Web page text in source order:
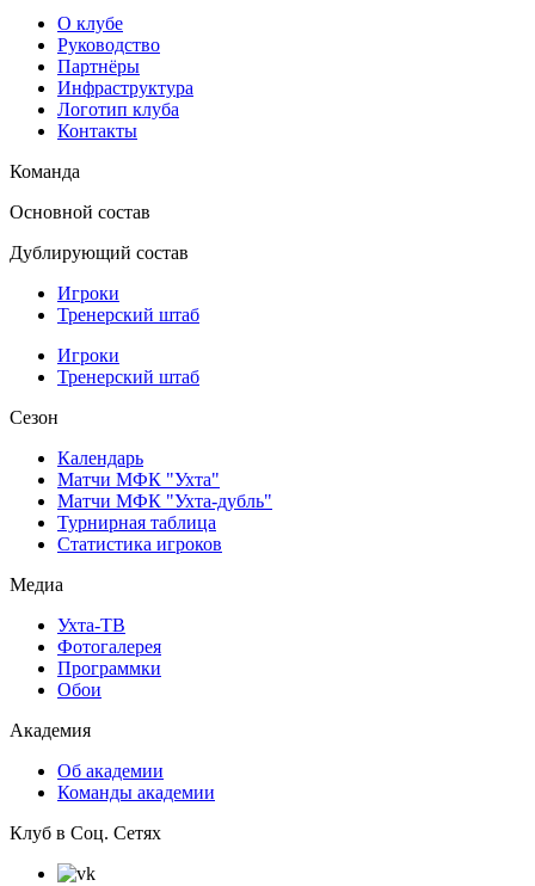
О клубе
Руководство
Партнёры
Инфраструктура
Логотип клуба
Контакты
Команда
Основной состав
Дублирующий состав
Игроки
Тренерский штаб
Игроки
Тренерский штаб
Сезон
Календарь
Матчи МФК "Ухта"
Матчи МФК "Ухта-дубль"
Турнирная таблица
Статистика игроков
Медиа
Ухта-ТВ
Фотогалерея
Программки
Обои
Академия
Об академии
Команды академии
Клуб в Соц. Сетях